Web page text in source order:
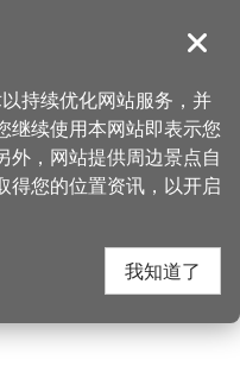
導覽
)
周边店
关闭
持续优化网站服务，并
继续使用本网站即表示您
，网站提供周边景点自
得您的位置资讯，以开启
我知道了